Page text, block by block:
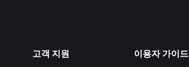
고객 지원 이용자 가이드